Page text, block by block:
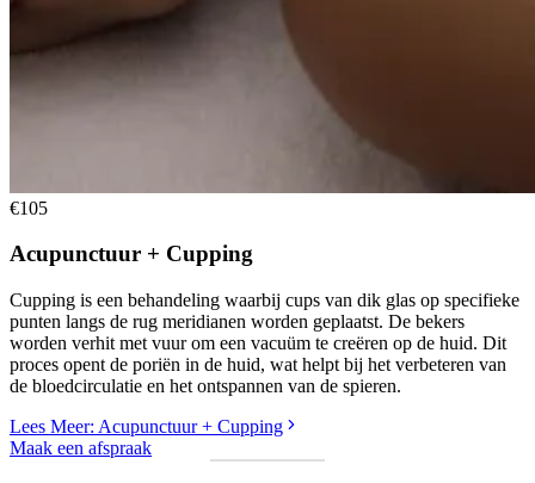
€105
Acupunctuur + Cupping
Cupping is een behandeling waarbij cups van dik glas op specifieke
punten langs de rug meridianen worden geplaatst. De bekers
worden verhit met vuur om een vacuüm te creëren op de huid. Dit
proces opent de poriën in de huid, wat helpt bij het verbeteren van
de bloedcirculatie en het ontspannen van de spieren.
Lees Meer: Acupunctuur + Cupping
Maak een afspraak